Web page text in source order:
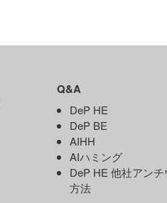
Q&A
DeP HE
DeP BE
AIHH
AIハミング
DeP HE 他社アン
方法